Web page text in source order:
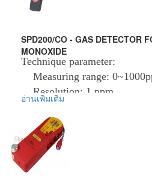
SPD200/CO - GAS DETECTOR
MONOXIDE
Technique parameter:
Measuring range:
Resolution: 1 ppm
Alarming: acousto-optic
Operation temp: -10~50℃
Operation humidity:
Senor: electrochemistry
อ่านเพิ่มเติม